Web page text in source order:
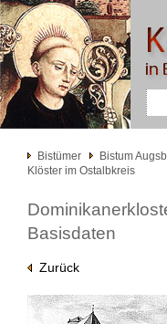
Bistümer Bistum
Klöster im Ostalbkreis
Basisdaten
Zurück